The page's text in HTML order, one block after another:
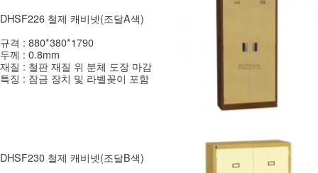
DHSF226 철제 캐비넷(조달A색)
규격 : 880*380*1790
두께 : 0.8mm
재질 : 철판 재질 위 분체 도장 마감
특징 : 잠금 장치 및 라벨꽂이 포함
DHSF230 철제 캐비넷(조달B색)